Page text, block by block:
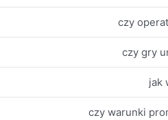
czy
czy gry
jak
czy warunki